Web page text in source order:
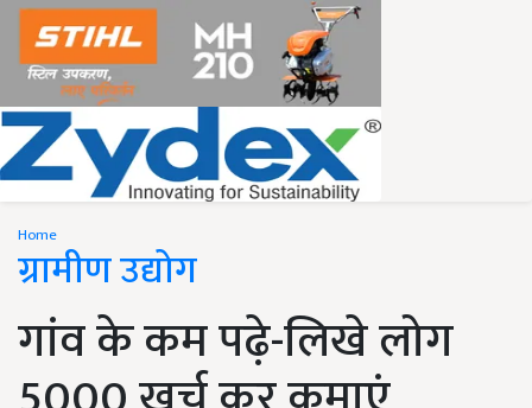
Home
ग्रामीण उद्योग
गांव के कम पढ़े-लिखे लोग